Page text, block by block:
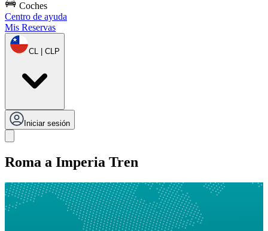
Coches
Centro de ayuda
Mis Reservas
CL | CLP
Iniciar sesión
Roma a Imperia Tren